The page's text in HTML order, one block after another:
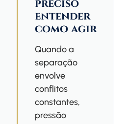
preciso
entender
como agir
Quando a
separação
envolve
conflitos
constantes,
pressão